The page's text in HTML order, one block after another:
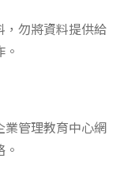
，勿將資料提供給
業管理教育中心網